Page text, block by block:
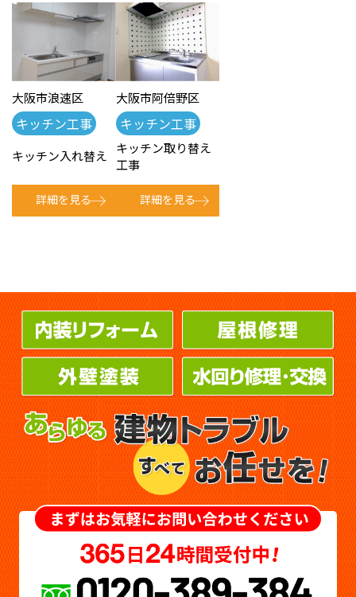
大阪市浪速区
キッチン工事
キッチン入れ替え
詳細を見る
大阪市阿倍野区
キッチン工事
キッチン取り替え
工事
詳細を見る